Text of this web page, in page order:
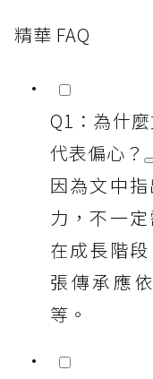
精華 FAQ
Q1：為什
代表偏心？
因為文中
力，不一
在成長階
張傳承應
等。